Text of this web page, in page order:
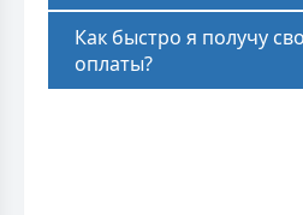
Как быстро я получу
оплаты?